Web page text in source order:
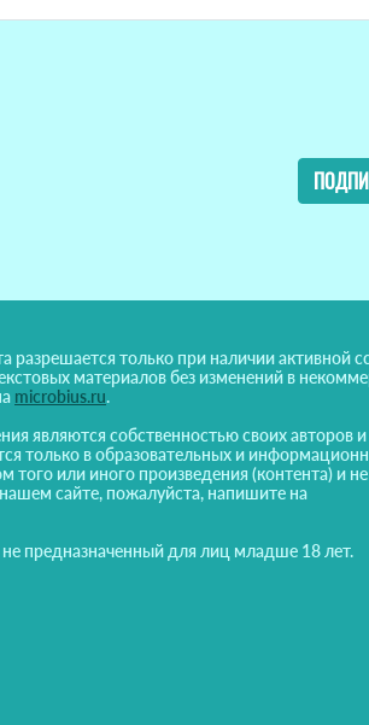
разрешается только при наличии активной
материалов без изменений в
microbius.ru.
являются собственностью своих авторов и
только в образовательных и
того или иного произведения (контента) и не
сайте, пожалуйста, напишите на
предназначенный для лиц младше 18 лет.